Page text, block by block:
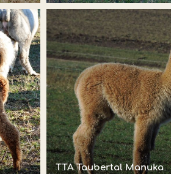
TTA Taubertal Manuka